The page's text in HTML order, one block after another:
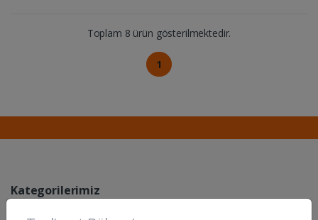
Toplam 8 ürün gösterilmektedir.
1
Kategorilerimiz